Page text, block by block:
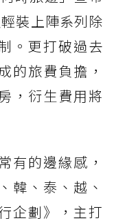
裝上陣系列除
。更打破過去
的旅費負擔，
，衍生費用將
有的邊緣感，
韓、泰、越、
企劃》，主打